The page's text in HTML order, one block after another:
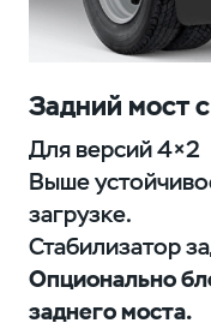
Задний мост
Для версий 4×2
Выше
загрузке.
Стабилизатор
Опционально
заднего моста.